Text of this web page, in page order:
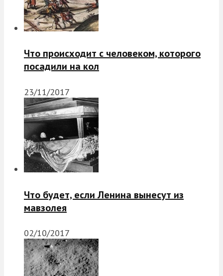
Что происходит с человеком, которого
посадили на кол
23/11/2017
Что будет, если Ленина вынесут из
мавзолея
02/10/2017